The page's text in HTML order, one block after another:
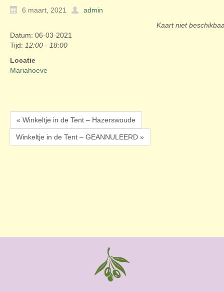
6 maart, 2021
admin
Kaart niet
Datum: 06-03-2021
Tijd: 12:00 - 18:00
Locatie
Mariahoeve
« Winkeltje in de Tent – Hazerswoude
Winkeltje in de Tent – GEANNULEERD »